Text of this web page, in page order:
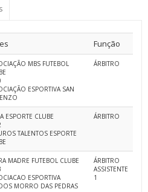
Função
MBS FUTEBOL
ESPORTIVA SAN
ÁRBITRO
ESPORTE CLUBE
TALENTOS ESPORTE
ÁRBITRO
MADRE FUTEBOL CLUBE
ESPORTIVA
MORRO DAS PEDRAS
ÁRBITRO
ASSISTENTE
1